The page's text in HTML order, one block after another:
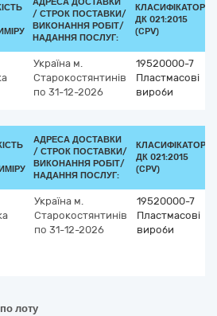
/ СТРОК ПОСТАВКИ/
ВИКОНАННЯ РОБІТ/
НАДАННЯ ПОСЛУГ:
КЛАСИФІКАТОР
ДК 021:2015
(CPV)
Україна м.
Старокостянтинів
по 31-12-2026
19520000-7
Пластмасові
вироби
АДРЕСА ДОСТАВКИ
/ СТРОК ПОСТАВКИ/
ВИКОНАННЯ РОБІТ/
НАДАННЯ ПОСЛУГ:
КЛАСИФІКАТОР
ДК 021:2015
(CPV)
Україна м.
Старокостянтинів
по 31-12-2026
19520000-7
Пластмасові
вироби
лоту